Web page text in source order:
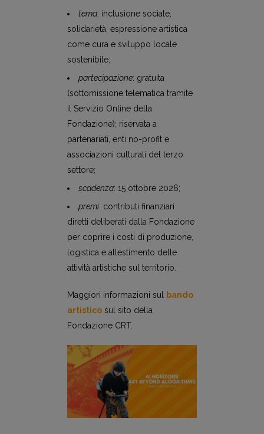
tema: inclusione sociale,
solidarietà, espressione artistica
come cura e sviluppo locale
sostenibile;
partecipazione: gratuita
(sottomissione telematica tramite
il Servizio Online della
Fondazione); riservata a
partenariati, enti no-profit e
associazioni culturali del terzo
settore;
scadenza: 15 ottobre 2026;
premi: contributi finanziari
diretti deliberati dalla Fondazione
per coprire i costi di produzione,
logistica e allestimento delle
attività artistiche sul territorio.
Maggiori informazioni sul
bando
artisticosul sito della
Fondazione CRT.